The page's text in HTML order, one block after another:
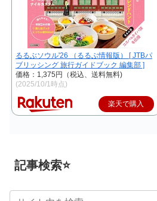
るるぶソウル'26 （るるぶ情報版） [ JTBパ
ブリッシング 旅行ガイドブック 編集部 ]
価格：1,375円（税込、送料無料)
(2025/10/1時点)
楽天で購入
記事検索⭐